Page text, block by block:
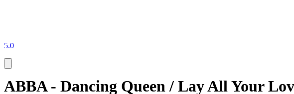
5.0
ABBA - Dancing Queen / Lay All Your